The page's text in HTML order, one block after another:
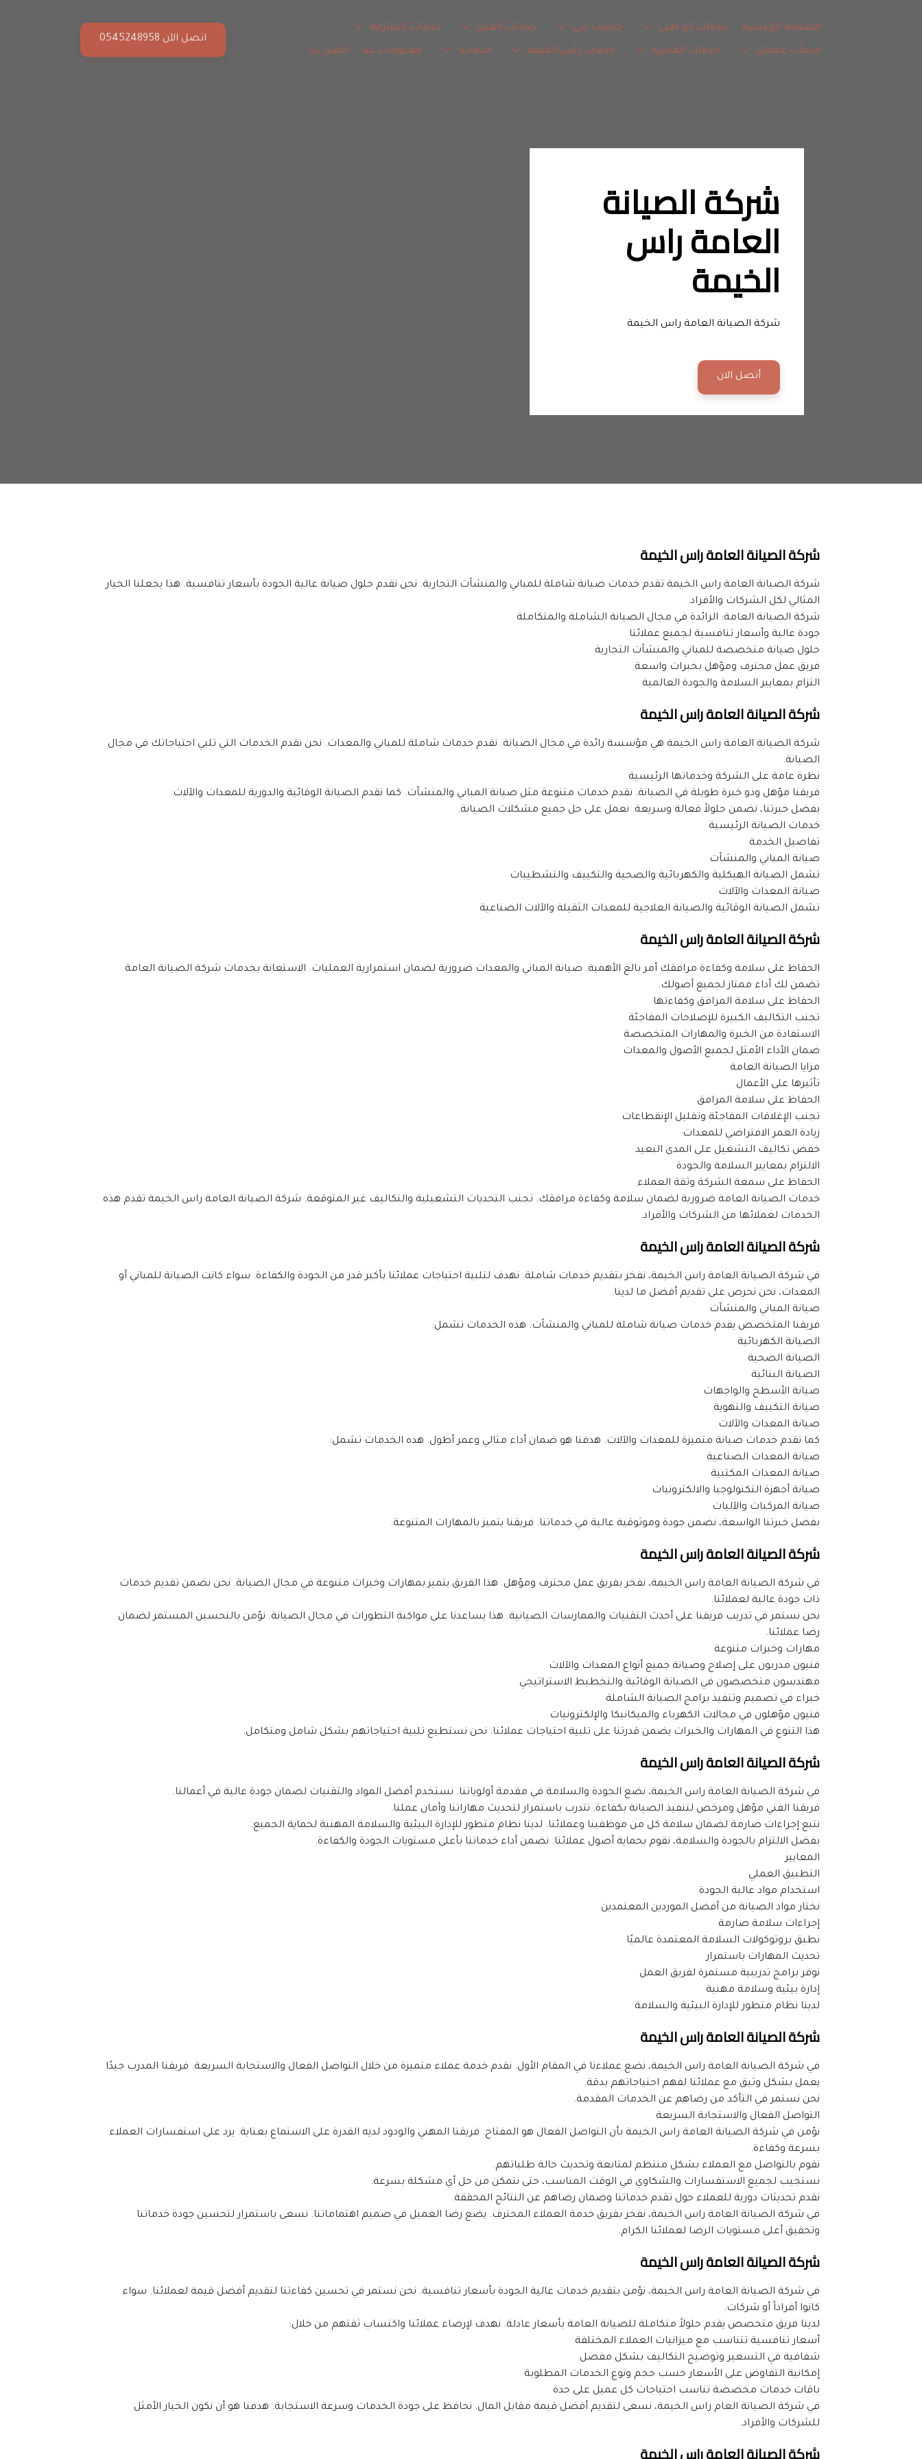
الصفحة الرئيسية خدمات ابو ظبي خدمات دبي خدمات العين خدمات الشارقه
خدمات عجمان خدمات الفجيره خدمات راس الخيمه خدماتنا معلومات عنا اتصل بنا
اتصل الآن 0545248958
الخيمة
شركة الصيانة العامة راس الخيمة
أتصل الان
شركة الصيانة العامة راس الخيمة
شركة الصيانة العامة راس الخيمة تقدم خدمات صيانة شاملة للمباني والمنشآت التجارية. نحن نقدم حلول صيانة عالية الجودة بأسعار تنافسية. هذا يجعلنا الخيار
المثالي لكل الشركات والأفراد.
شركة الصيانة العامة: الرائدة في مجال الصيانة الشاملة والمتكاملة
جودة عالية وأسعار تنافسية لجميع عملائنا
حلول صيانة متخصصة للمباني والمنشآت التجارية
فريق عمل محترف ومؤهل بخبرات واسعة
التزام بمعايير السلامة والجودة العالمية
شركة الصيانة العامة راس الخيمة
الصيانة.
نظرة عامة على الشركة وخدماتها الرئيسية
فريقنا مؤهل وذو خبرة طويلة في الصيانة. نقدم خدمات متنوعة مثل صيانة المباني والمنشآت. كما نقدم الصيانة الوقائية والدورية للمعدات والآلات.
بفضل خبرتنا، نضمن حلولاً فعالة وسريعة. نعمل على حل جميع مشكلات الصيانة.
خدمات الصيانة الرئيسية
تفاصيل الخدمة
صيانة المباني والمنشآت
تشمل الصيانة الهيكلية والكهربائية والصحية والتكييف والتشطيبات
صيانة المعدات والآلات
تشمل الصيانة الوقائية والصيانة العلاجية للمعدات الثقيلة والآلات الصناعية
شركة الصيانة العامة راس الخيمة
تضمن لك أداء ممتاز لجميع أصولك.
الحفاظ على سلامة المرافق وكفاءتها
تجنب التكاليف الكبيرة للإصلاحات المفاجئة
الاستفادة من الخبرة والمهارات المتخصصة
ضمان الأداء الأمثل لجميع الأصول والمعدات
مزايا الصيانة العامة
تأثيرها على الأعمال
الحفاظ على سلامة المرافق
تجنب الإغلاقات المفاجئة وتقليل الإنقطاعات
زيادة العمر الافتراضي للمعدات
خفض تكاليف التشغيل على المدى البعيد
الالتزام بمعايير السلامة والجودة
الحفاظ على سمعة الشركة وثقة العملاء
الخدمات لعملائها من الشركات والأفراد.
شركة الصيانة العامة راس الخيمة
المعدات، نحن نحرص على تقديم أفضل ما لدينا.
صيانة المباني والمنشآت
فريقنا المتخصص يقدم خدمات صيانة شاملة للمباني والمنشآت. هذه الخدمات تشمل:
الصيانة الكهربائية
الصيانة الصحية
الصيانة البنائية
صيانة الأسطح والواجهات
صيانة التكييف والتهوية
صيانة المعدات والآلات
كما نقدم خدمات صيانة متميزة للمعدات والآلات. هدفنا هو ضمان أداء مثالي وعمر أطول. هذه الخدمات تشمل:
صيانة المعدات الصناعية
صيانة المعدات المكتبية
صيانة أجهزة التكنولوجيا والالكترونيات
صيانة المركبات والآليات
بفضل خبرتنا الواسعة، نضمن جودة وموثوقية عالية في خدماتنا. فريقنا يتميز بالمهارات المتنوعة.
شركة الصيانة العامة راس الخيمة
ذات جودة عالية لعملائنا.
رضا عملائنا.
مهارات وخبرات متنوعة
فنيون مدربون على إصلاح وصيانة جميع أنواع المعدات والآلات
مهندسون متخصصون في الصيانة الوقائية والتخطيط الاستراتيجي
خبراء في تصميم وتنفيذ برامج الصيانة الشاملة
فنيون مؤهلون في مجالات الكهرباء والميكانيكا والإلكترونيات
هذا التنوع في المهارات والخبرات يضمن قدرتنا على تلبية احتياجات عملائنا. نحن نستطيع تلبية احتياجاتهم بشكل شامل ومتكامل.
شركة الصيانة العامة راس الخيمة
في شركة الصيانة العامة راس الخيمة، نضع الجودة والسلامة في مقدمة أولوياتنا. نستخدم أفضل المواد والتقنيات لضمان جودة عالية في أعمالنا.
فريقنا الفني مؤهل ومرخص لتنفيذ الصيانة بكفاءة. نتدرب باستمرار لتحديث مهاراتنا وأمان عملنا.
نتبع إجراءات صارمة لضمان سلامة كل من موظفينا وعملائنا. لدينا نظام متطور للإدارة البيئية والسلامة المهنية لحماية الجميع.
بفضل الالتزام بالجودة والسلامة، نقوم بحماية أصول عملائنا. نضمن أداء خدماتنا بأعلى مستويات الجودة والكفاءة.
المعايير
التطبيق العملي
استخدام مواد عالية الجودة
نختار مواد الصيانة من أفضل الموردين المعتمدين
إجراءات سلامة صارمة
نطبق بروتوكولات السلامة المعتمدة عالميًا
تحديث المهارات باستمرار
نوفر برامج تدريبية مستمرة لفريق العمل
إدارة بيئية وسلامة مهنية
لدينا نظام متطور للإدارة البيئية والسلامة
شركة الصيانة العامة راس الخيمة
يعمل بشكل وثيق مع عملائنا لفهم احتياجاتهم بدقة.
نحن نستمر في التأكد من رضاهم عن الخدمات المقدمة.
التواصل الفعال والاستجابة السريعة
بسرعة وكفاءة.
نقوم بالتواصل مع العملاء بشكل منتظم لمتابعة وتحديث حالة طلباتهم.
نستجيب لجميع الاستفسارات والشكاوي في الوقت المناسب، حتى نتمكن من حل أي مشكلة بسرعة.
نقدم تحديثات دورية للعملاء حول تقدم خدماتنا وضمان رضاهم عن النتائج المحققة.
وتحقيق أعلى مستويات الرضا لعملائنا الكرام.
شركة الصيانة العامة راس الخيمة
كانوا أفراداً أو شركات.
لدينا فريق متخصص يقدم حلولاً متكاملة للصيانة العامة بأسعار عادلة. نهدف لإرضاء عملائنا واكتساب ثقتهم من خلال:
أسعار تنافسية تتناسب مع ميزانيات العملاء المختلفة
شفافية في التسعير وتوضيح التكاليف بشكل مفصل
إمكانية التفاوض على الأسعار حسب حجم ونوع الخدمات المطلوبة
باقات خدمات مخصصة تناسب احتياجات كل عميل على حدة
للشركات والأفراد.
شركة الصيانة العامة راس الخيمة